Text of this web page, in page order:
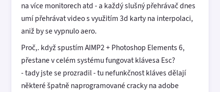
na více monitorech atd - a každý slušný přehrávač dnes
umí přehrávat video s využitím 3d karty na interpolaci,
aniž by se vypnulo aero.
Proč,. když spustím AIMP2 + Photoshop Elements 6,
přestane v celém systému fungovat klávesa Esc?
- tady jste se prozradil - tu nefunkčnost kláves dělají
některé špatně naprogramované cracky na adobe